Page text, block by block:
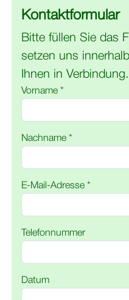
Kontaktformular
Bitte füllen Sie das
setzen uns
Ihnen in Verbindung.
Vorname *
Nachname *
E-Mail-Adresse *
Telefonnummer
Datum